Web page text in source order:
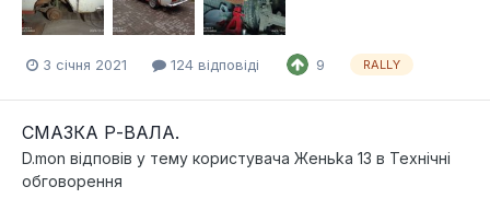
3 січня 2021 124 відповіді 9 RALLY
СМАЗКА Р-ВАЛА.
D.mon відповів у тему користувача Женьka 13 в Технічні
обговорення